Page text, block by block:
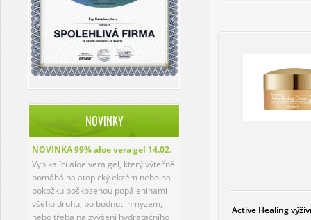
NOVINKY
NOVINKA 99% aloe vera gel 14.02.
Vynikající aloe vera gel, který výtečně
pomáhá na atopický ekzém nebo na
pokožku poškozenou popáleninami
všeho druhu, po bodnutí hmyzem,
nebo třeba na zvýšení hydratačního
Active Healing